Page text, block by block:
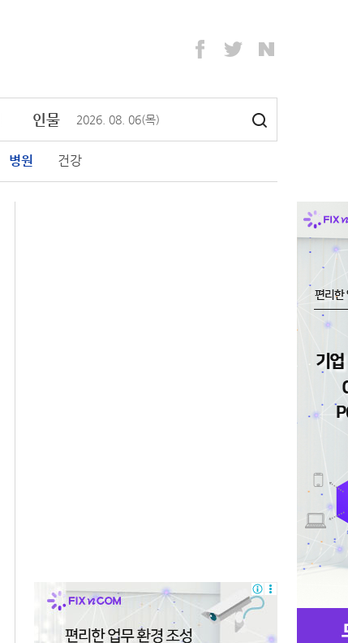
병원 건강
인물 2026 08 06(목)